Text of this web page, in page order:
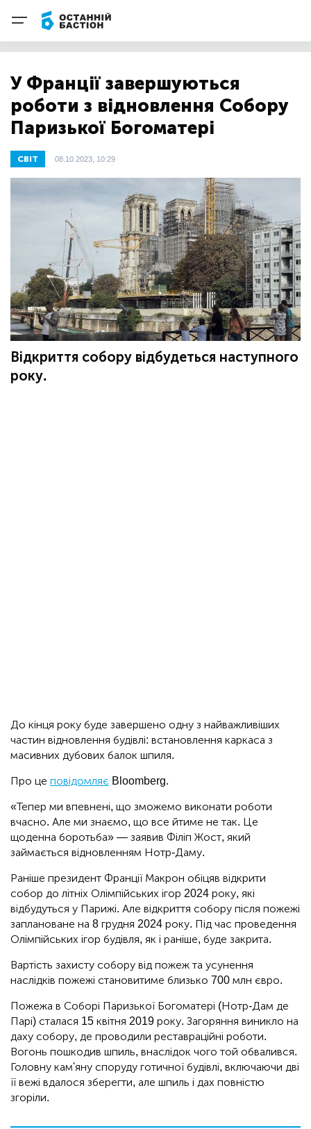
У Франції завершуються
роботи з відновлення Собору
Паризької Богоматері
СВІТ 08.10.2023, 10:29
Відкриття собору відбудеться наступного
року.
До кінця року буде завершено одну з найважливіших
частин відновлення будівлі: встановлення каркаса з
масивних дубових балок шпиля.
Про це повідомляє Bloomberg.
«Тепер ми впевнені, що зможемо виконати роботи
вчасно. Але ми знаємо, що все йтиме не так. Це
щоденна боротьба» — заявив Філіп Жост, який
займається відновленням Нотр-Даму.
Раніше президент Франції Макрон обіцяв відкрити
собор до літніх Олімпійських ігор 2024 року, які
відбудуться у Парижі. Але відкриття собору після пожежі
заплановане на 8 грудня 2024 року. Під час проведення
Олімпійських ігор будівля, як і раніше, буде закрита.
Вартість захисту собору від пожеж та усунення
наслідків пожежі становитиме близько 700 млн євро.
Пожежа в Соборі Паризької Богоматері (Нотр-Дам де
Парі) сталася 15 квітня 2019 року. Загоряння виникло на
даху собору, де проводили реставраційні роботи.
Вогонь пошкодив шпиль, внаслідок чого той обвалився.
Головну кам'яну споруду готичної будівлі, включаючи дві
її вежі вдалося зберегти, але шпиль і дах повністю
згоріли.